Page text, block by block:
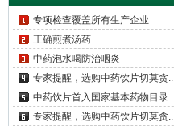
专项检查覆盖所有生产企业
正确煎煮汤药
中药泡水喝防治咽炎
专家提醒，选购中药饮片切莫贪..
中药饮片首入国家基本药物目录..
专家提醒，选购中药饮片切莫贪..